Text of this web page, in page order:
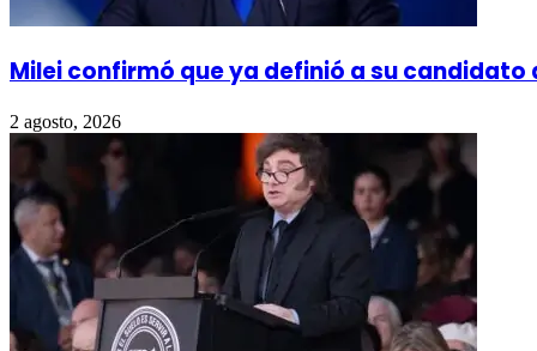
Milei confirmó que ya definió a su
2 agosto, 2026